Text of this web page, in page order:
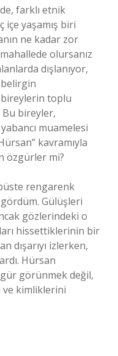
farklı etnik
yaşamış biri
ne kadar zor
olursanız
dışlanıyor,
toplu
Bu bireyler,
muamelesi
kavramıyla
özgürler mi?
rengarenk
Gülüşleri
gözlerindeki o
hissettiklerinin bir
dışarıyı izlerken,
Hürsan
görünmek değil,
ve kimliklerini